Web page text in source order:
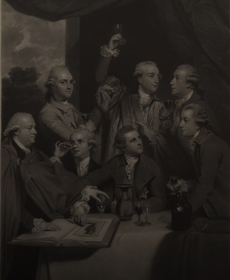
Un gruppo di
soldati alleati
ebbe il compito di
individuare e
proteggere opere
d'arte trafugate
dai nazisti.